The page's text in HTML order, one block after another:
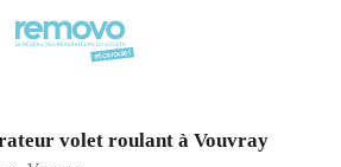
volet roulant à Vouvray